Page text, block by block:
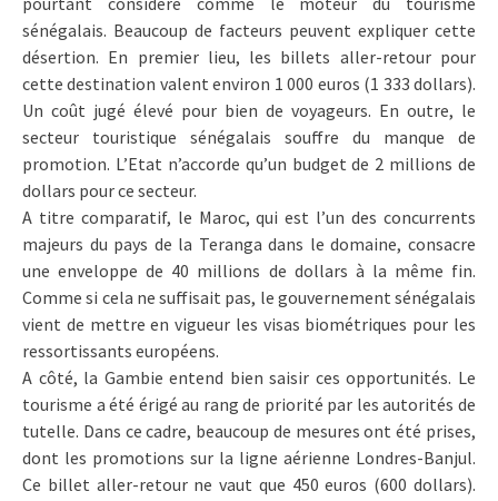
sénégalais. Beaucoup de facteurs peuvent expliquer cette
désertion. En premier lieu, les billets aller-retour pour
cette destination valent environ 1 000 euros (1 333 dollars).
Un coût jugé élevé pour bien de voyageurs. En outre, le
secteur touristique sénégalais souffre du manque de
promotion. L’Etat n’accorde qu’un budget de 2 millions de
dollars pour ce secteur.
A titre comparatif, le Maroc, qui est l’un des concurrents
majeurs du pays de la Teranga dans le domaine, consacre
une enveloppe de 40 millions de dollars à la même fin.
Comme si cela ne suffisait pas, le gouvernement sénégalais
vient de mettre en vigueur les visas biométriques pour les
ressortissants européens.
A côté, la Gambie entend bien saisir ces opportunités. Le
tourisme a été érigé au rang de priorité par les autorités de
tutelle. Dans ce cadre, beaucoup de mesures ont été prises,
dont les promotions sur la ligne aérienne Londres-Banjul.
Ce billet aller-retour ne vaut que 450 euros (600 dollars).